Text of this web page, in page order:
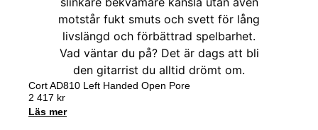
Cort AD810 Left Handed Open Pore
2 417 kr
Läs mer